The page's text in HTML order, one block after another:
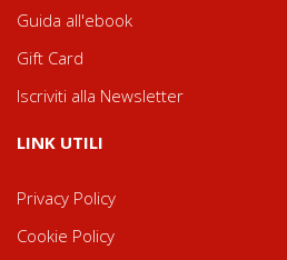
Guida all'ebook
Gift Card
Iscriviti alla Newsletter
LINK UTILI
Privacy Policy
Cookie Policy